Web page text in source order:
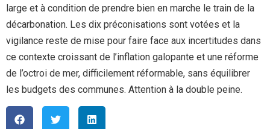
large et à condition de prendre bien en marche le train de la
décarbonation. Les dix préconisations sont votées et la
vigilance reste de mise pour faire face aux incertitudes dans
ce contexte croissant de l’inflation galopante et une réforme
de l’octroi de mer, difficilement réformable, sans équilibrer
les budgets des communes. Attention à la double peine.